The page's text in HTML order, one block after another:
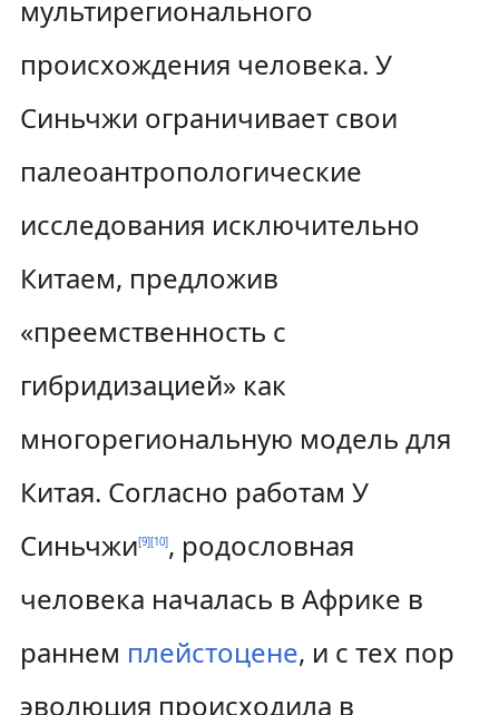
мультирегионального
происхождения человека. У
Синьчжи ограничивает свои
палеоантропологические
исследования исключительно
Китаем, предложив
«преемственность с
гибридизацией» как
многорегиональную модель для
Китая. Согласно работам У
Синьчжи[9][10], родословная
человека началась в Африке в
раннем плейстоцене, и с тех пор
эволюция происходила в